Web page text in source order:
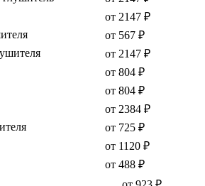
от 2147 ₽
от 567 ₽
от 2147 ₽
от 804 ₽
от 804 ₽
от 2384 ₽
от 725 ₽
от 1120 ₽
от 488 ₽